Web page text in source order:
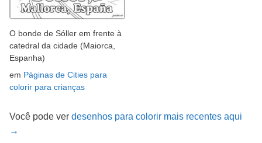
O bonde de Sóller em frente à
catedral da cidade (Maiorca,
Espanha)
em Páginas de Cities para
colorir para crianças
Você pode ver desenhos para colorir mais recentes aqui
→